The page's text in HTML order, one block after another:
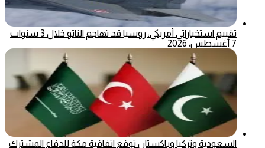
تقييم استخباراتي أمريكي: روسيا قد تهاجم الناتو خلال 3 سنوات
7 أغسطس، 2026
السعودية وتركيا وباكستان توقع اتفاقية مكة للدفاع المشترك